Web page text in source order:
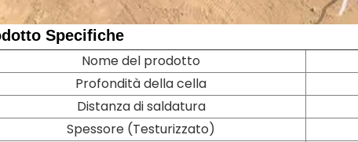
Specifiche
Nome del prodotto
Profondità della cella
Distanza di saldatura
Spessore (Testurizzato)